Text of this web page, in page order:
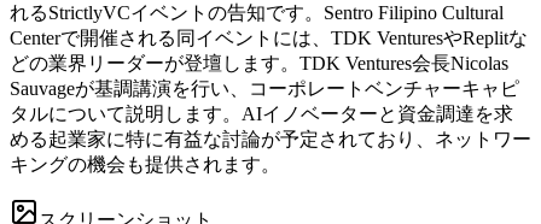
れるStrictlyVCイベントの告知です。Sentro Filipino Cultural
Centerで開催される同イベントには、TDK VenturesやReplitな
どの業界リーダーが登壇します。TDK Ventures会長Nicolas
Sauvageが基調講演を行い、コーポレートベンチャーキャピ
タルについて説明します。AIイノベーターと資金調達を求
める起業家に特に有益な討論が予定されており、ネットワー
キングの機会も提供されます。
スクリーンショット